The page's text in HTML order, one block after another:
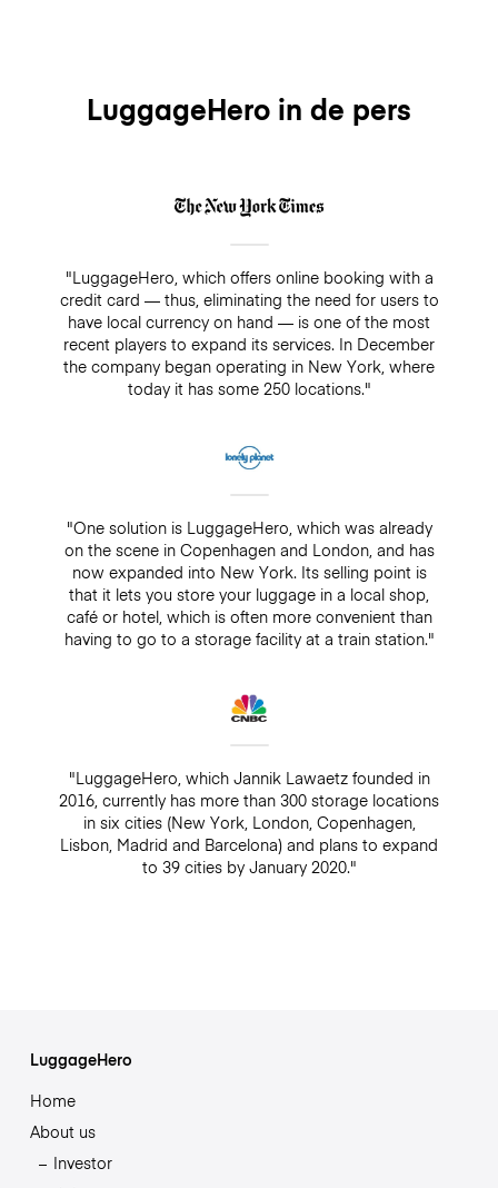
LuggageHero in de pers
"LuggageHero, which offers online booking with a
credit card — thus, eliminating the need for users to
have local currency on hand — is one of the most
recent players to expand its services. In December
the company began operating in New York, where
today it has some 250 locations."
"One solution is LuggageHero, which was already
on the scene in Copenhagen and London, and has
now expanded into New York. Its selling point is
that it lets you store your luggage in a local shop,
café or hotel, which is often more convenient than
having to go to a storage facility at a train station."
"LuggageHero, which Jannik Lawaetz founded in
2016, currently has more than 300 storage locations
in six cities (New York, London, Copenhagen,
Lisbon, Madrid and Barcelona) and plans to expand
to 39 cities by January 2020."
LuggageHero
Home
About us
Investor